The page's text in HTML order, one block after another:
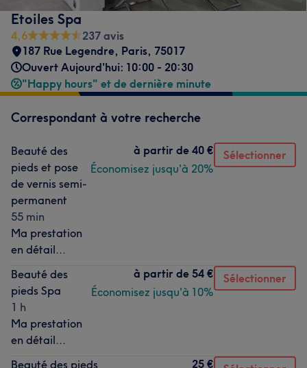
Etoiles Spa
4,6
237 avis
187 Rue Legendre, Paris, 75017
Ouvert Aujourd'hui: 10:00 - 20:30
"Happy hours" et de dernière minute
Correspondant à votre recherche
Beauté des
pieds et pose
de vernis semi-
permanent
55 min
Ma prestation
en détail...
à partir de 40 €
Économisez jusqu'à 20%
Sélectionner
Beauté des
pieds Spa
1 h
Ma prestation
en détail...
à partir de 54 €
Économisez jusqu'à 10%
Sélectionner
Beauté des pieds
25 €